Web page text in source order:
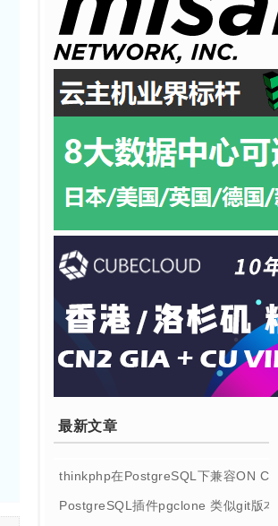
最新文章
thinkphp在PostgreSQL下兼容ON
PostgreSQL插件pgclone 类似git版